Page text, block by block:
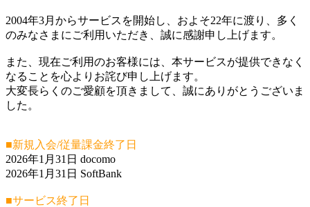
2004年3月からサービスを開始し、およそ22年に渡り、多く
のみなさまにご利用いただき、誠に感謝申し上げます。
また、現在ご利用のお客様には、本サービスが提供できなく
なることを心よりお詫び申し上げます。
大変長らくのご愛顧を頂きまして、誠にありがとうございま
した。
■新規入会/従量課金終了日
2026年1月31日 docomo
2026年1月31日 SoftBank
■サービス終了日